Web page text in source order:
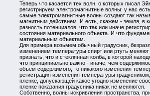
Теперь что касается тех волн, о которых писал
регистрируем электромагнитные волны: у нас
самые электромагнитные волны создают так
магнитным действием. И есть, скажем - земля, в
разность потенциалов, что так или иначе
состояния материального объекта. И что
материальным объектам.
Для примера возьмем обычный градусник,
изменением температуры спирт или ртуть
признать, что и стеклянная колба, в которой
что принципиально важно - иначе, чем
объем содержимого, то никакого изменения
регистрация изменения температуры
пленке, допускающей какое угодно изменение
пленке показания градусника никак не меняются.
Собственно, волны искривления пространства,